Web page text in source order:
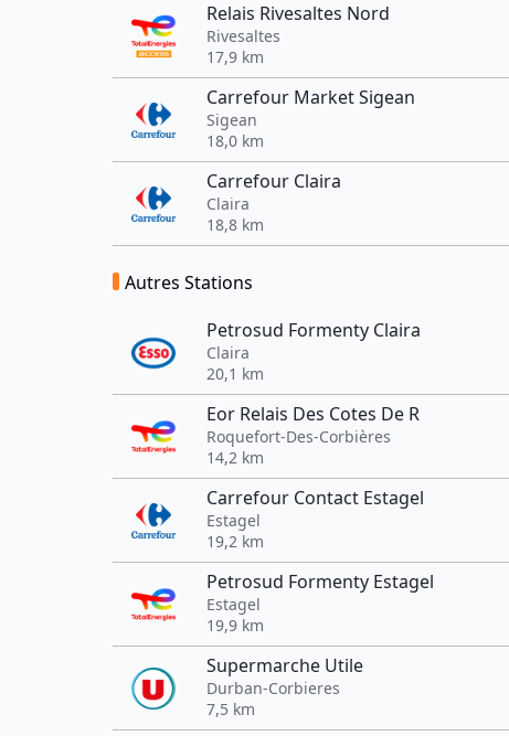
Relais Rivesaltes Nord
Rivesaltes
17,9 km
Carrefour Market Sigean
Sigean
18,0 km
Carrefour Claira
Claira
18,8 km
Autres Stations
Petrosud Formenty Claira
Claira
20,1 km
Eor Relais Des Cotes De R
Roquefort-Des-Corbières
14,2 km
Carrefour Contact Estagel
Estagel
19,2 km
Petrosud Formenty Estagel
Estagel
19,9 km
Supermarche Utile
Durban-Corbieres
7,5 km